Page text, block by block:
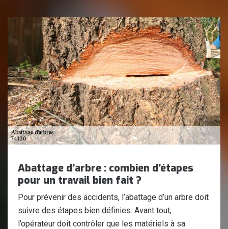
Abattage d’arbre : combien d’étapes
pour un travail bien fait ?
Pour prévenir des accidents, l’abattage d’un arbre doit
suivre des étapes bien définies. Avant tout,
l’opérateur doit contrôler que les matériels à sa